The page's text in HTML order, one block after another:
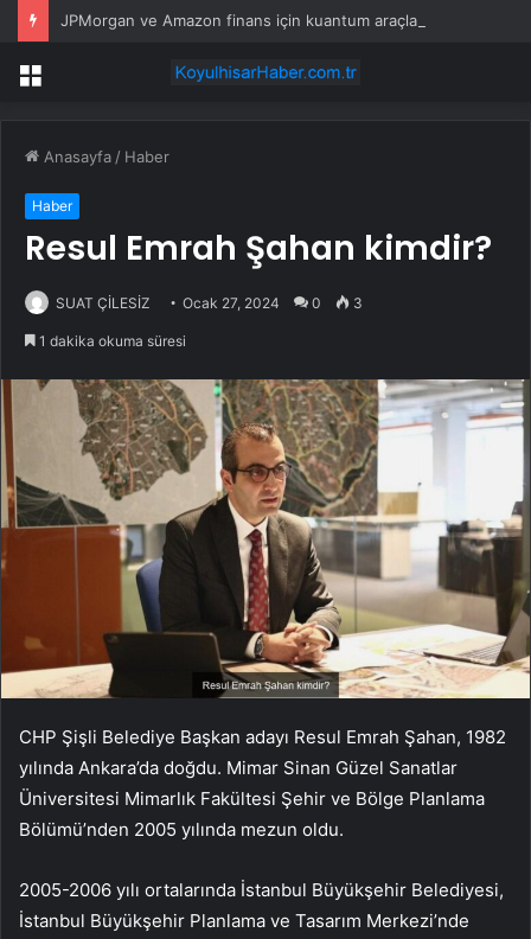
Menü
Anasayfa / Haber
Haber
Resul Emrah Şahan kimdir?
SUAT ÇİLESİZ Ocak 27, 2024 0 3
1 dakika okuma süresi
CHP Şişli Belediye Başkan adayı Resul Emrah Şahan, 1982
yılında Ankara’da doğdu. Mimar Sinan Güzel Sanatlar
Üniversitesi Mimarlık Fakültesi Şehir ve Bölge Planlama
Bölümü’nden 2005 yılında mezun oldu.
2005-2006 yılı ortalarında İstanbul Büyükşehir Belediyesi,
İstanbul Büyükşehir Planlama ve Tasarım Merkezi’nde